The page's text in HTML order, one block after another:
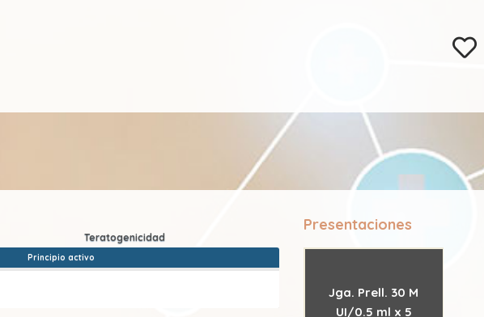
Principio activo
Presentaciones
Jga. Prell. 30 M
UI/0.5 ml x 5